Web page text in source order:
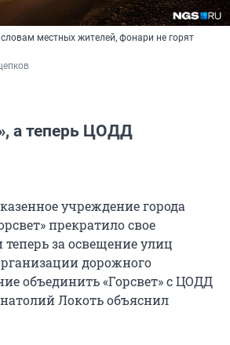
местных жителей, фонари не горят
а теперь ЦОДД
учреждение города
прекратило свое
теперь за освещение улиц
дорожного
объединить «Горсвет» с ЦОДД
Локоть объяснил